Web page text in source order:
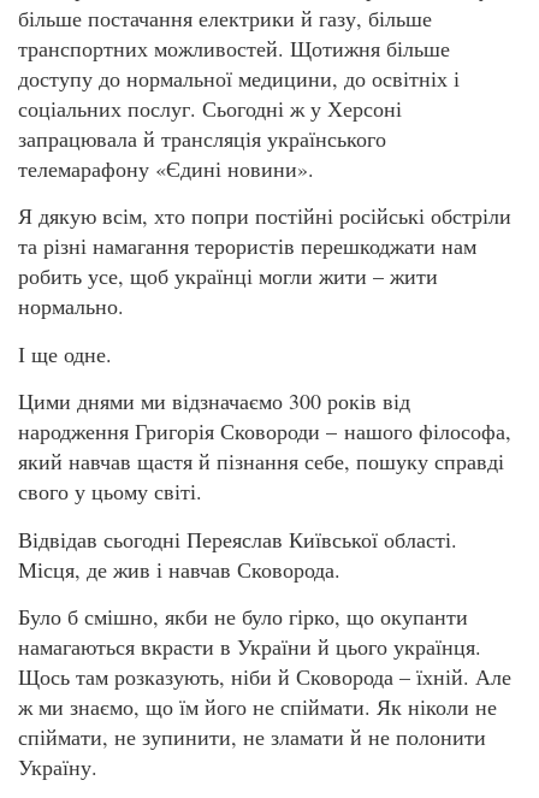
більше постачання електрики й газу, більше
транспортних можливостей. Щотижня більше
доступу до нормальної медицини, до освітніх і
соціальних послуг. Сьогодні ж у Херсоні
запрацювала й трансляція українського
телемарафону «Єдині новини».
Я дякую всім, хто попри постійні російські обстріли
та різні намагання терористів перешкоджати нам
робить усе, щоб українці могли жити – жити
нормально.
І ще одне.
Цими днями ми відзначаємо 300 років від
народження Григорія Сковороди – нашого філософа,
який навчав щастя й пізнання себе, пошуку справді
свого у цьому світі.
Відвідав сьогодні Переяслав Київської області.
Місця, де жив і навчав Сковорода.
Було б смішно, якби не було гірко, що окупанти
намагаються вкрасти в України й цього українця.
Щось там розказують, ніби й Сковорода – їхній. Але
ж ми знаємо, що їм його не спіймати. Як ніколи не
спіймати, не зупинити, не зламати й не полонити
Україну.